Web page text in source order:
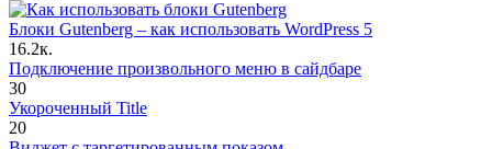
Блоки Gutenberg – как использовать WordPress 5
16.2к.
Подключение произвольного меню в сайдбаре
30
Укороченный Title
20